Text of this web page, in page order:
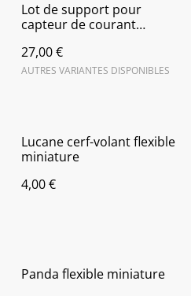
Lot de support pour
capteur de courant
27,00 €
AUTRES VARIANTES DISPONIBLES
Lucane cerf-volant flexible
miniature
4,00 €
Panda flexible miniature